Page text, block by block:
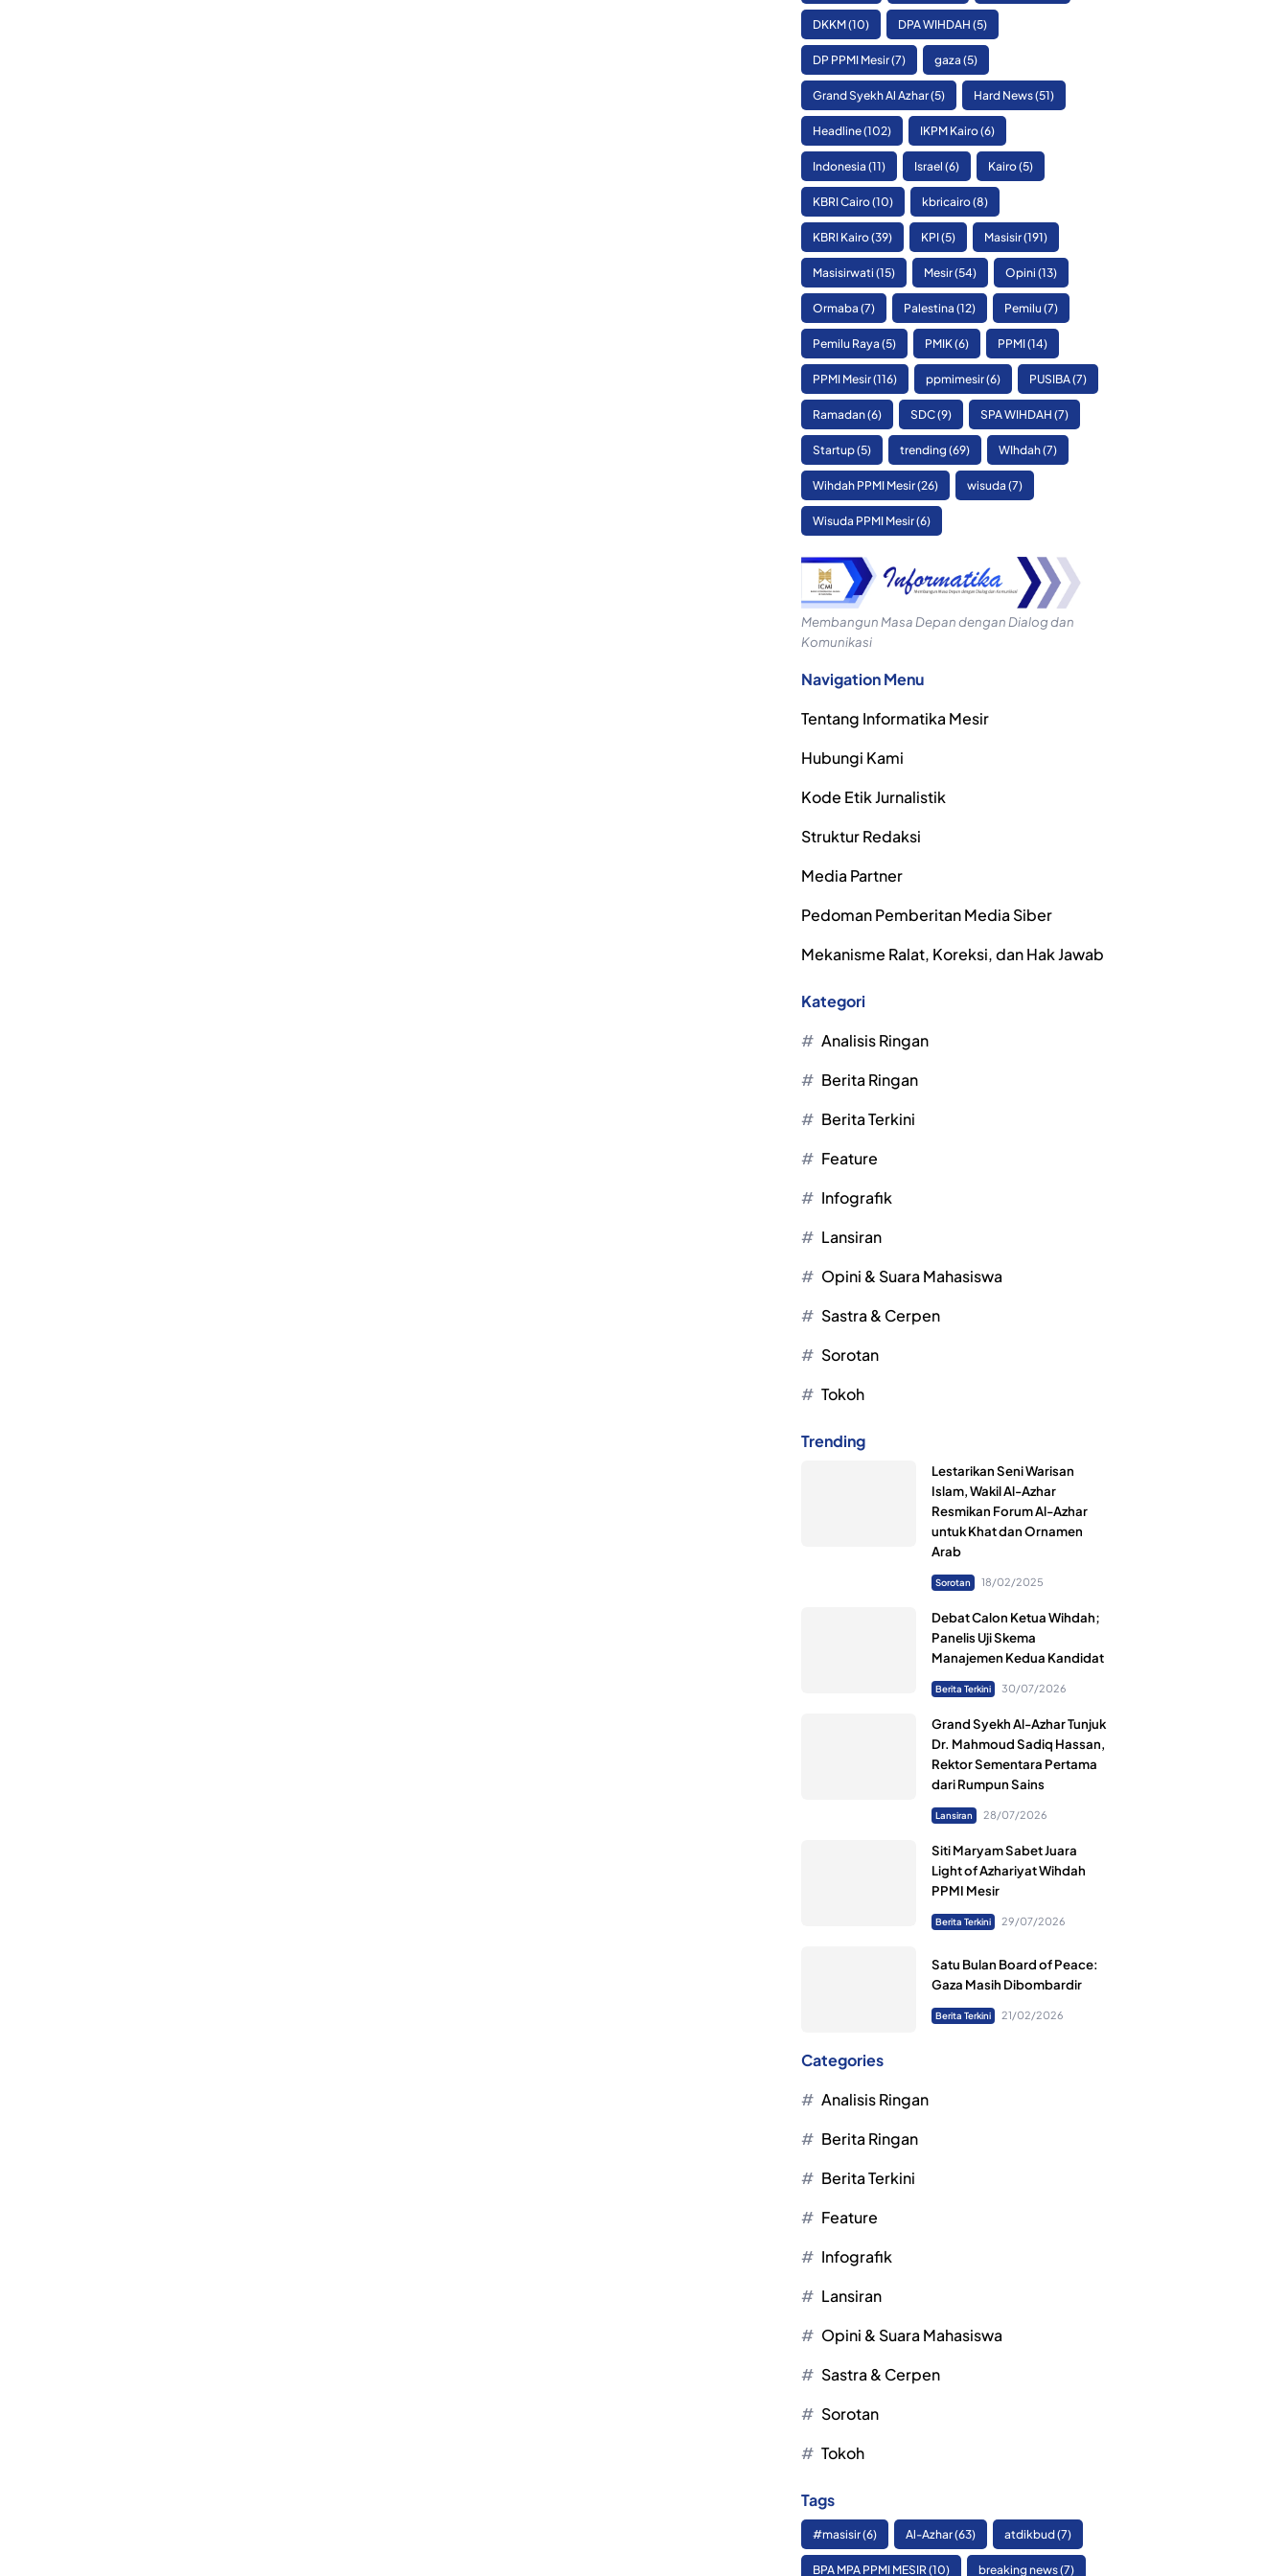
DKKM(10) DPA WIHDAH (5)
DP PPMI Mesir(7) gaza (5)
Grand Syekh Al Azhar(5) Hard News(51)
Headline(102) IKPM Kairo(6)
Indonesia (11) Israel (6) Kairo(5)
KBRI Cairo(10) kbricairo(8)
KBRI Kairo(39) KPI(5) Masisir(191)
Masisirwati (15) Mesir(54) Opini (13)
Ormaba (7) Palestina (12) Pemilu (7)
Pemilu Raya (5) PMIK(6) PPMI(14)
PPMI Mesir(116) ppmimesir(6) PUSIBA(7)
Ramadan(6) SDC(9) SPA WIHDAH (7)
Startup(5) trending (69) WIhdah(7)
Wihdah PPMI Mesir(26) wisuda (7)
Wisuda PPMI Mesir(6)
Membangun Masa Depan dengan Dialog dan
Komunikasi
Navigation Menu
Tentang Informatika Mesir
Hubungi Kami
Kode Etik Jurnalistik
Struktur Redaksi
Media Partner
Pedoman Pemberitan Media Siber
Mekanisme Ralat, Koreksi, dan Hak Jawab
Kategori
Analisis Ringan
Berita Ringan
Berita Terkini
Feature
Infografik
Lansiran
Opini & Suara Mahasiswa
Sastra & Cerpen
Sorotan
Tokoh
Trending
Lestarikan Seni Warisan
Islam, Wakil Al-Azhar
Resmikan Forum Al-Azhar
untuk Khat dan Ornamen
Arab
Sorotan 18/02/2025
Debat Calon Ketua Wihdah;
Panelis Uji Skema
Manajemen Kedua Kandidat
Berita Terkini 30/07/2026
Grand Syekh Al-Azhar Tunjuk
Dr. Mahmoud Sadiq Hassan,
Rektor Sementara Pertama
dari Rumpun Sains
Lansiran 28/07/2026
Siti Maryam Sabet Juara
Light of Azhariyat Wihdah
PPMI Mesir
Berita Terkini 29/07/2026
Satu Bulan Board of Peace:
Gaza Masih Dibombardir
Berita Terkini 21/02/2026
Categories
Analisis Ringan
Berita Ringan
Berita Terkini
Feature
Infografik
Lansiran
Opini & Suara Mahasiswa
Sastra & Cerpen
Sorotan
Tokoh
Tags
#masisir(6) Al-Azhar(63) atdikbud(7)
BPA MPA PPMI MESIR(10) breaking news(7)